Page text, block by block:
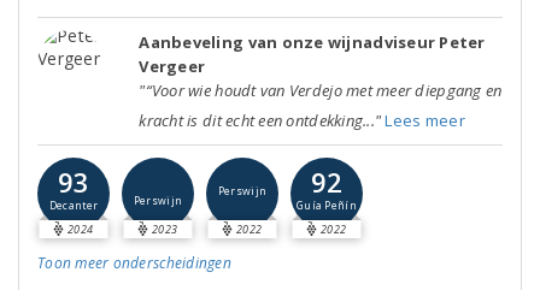
Aanbeveling van onze wijnadviseur Peter
Vergeer
"“Voor wie houdt van Verdejo met meer diepgang en
kracht is dit echt een ontdekking..."Lees meer
93
Decanter
2024
Perswijn
2023
Perswijn
2022
92
Guía Peñín
2022
Toon meer onderscheidingen